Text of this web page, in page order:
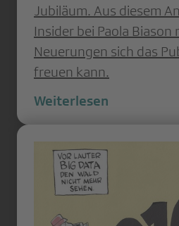
Jubiläum. Aus diesem
Insider bei Paola
Neuerungen sich das
freuen kann.
Weiterlesen